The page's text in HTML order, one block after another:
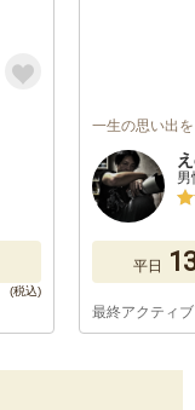
一生の思い出
平日
最終アクティ